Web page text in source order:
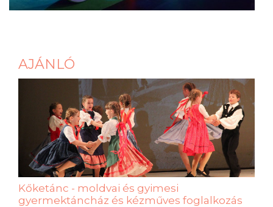
AJÁNLÓ
Kőketánc - moldvai és gyimesi
gyermektáncház és kézműves foglalkozás